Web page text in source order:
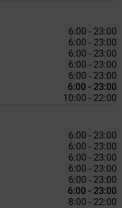
6:00 - 23:00
6:00 - 23:00
6:00 - 23:00
6:00 - 23:00
6:00 - 23:00
6:00 - 23:00
10:00 - 22:00
6:00 - 23:00
6:00 - 23:00
6:00 - 23:00
6:00 - 23:00
6:00 - 23:00
6:00 - 23:00
8:00 - 22:00